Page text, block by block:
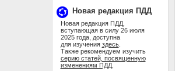
Новая редакция ПДД
Новая редакция ПДД,
вступающая в силу 26 июля
2025 года, доступна
для изучения здесь.
Также рекомендуем изучить
серию статей, посвященную
изменениям ПДД.